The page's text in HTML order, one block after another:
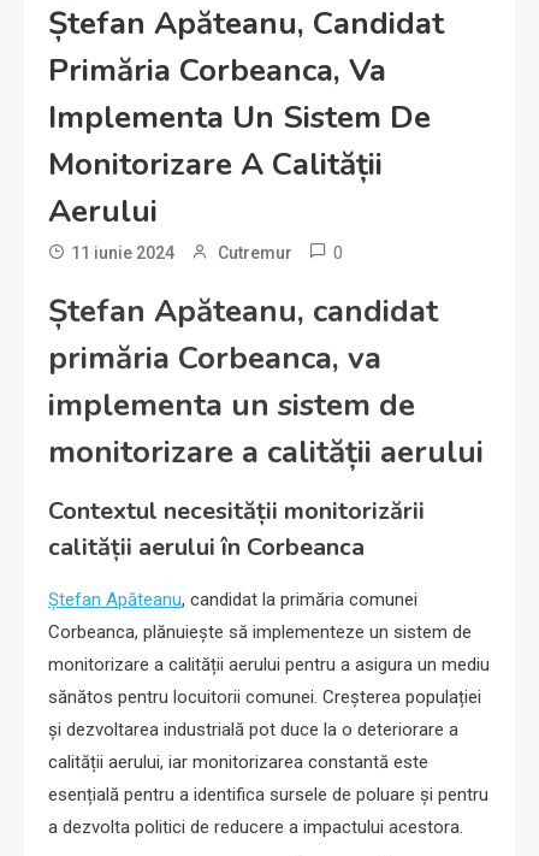
Ștefan Apăteanu, Candidat
Primăria Corbeanca, Va
Implementa Un Sistem De
Monitorizare A Calității
Aerului
11 iunie 2024 Cutremur 0
Ștefan Apăteanu, candidat
primăria Corbeanca, va
implementa un sistem de
monitorizare a calității aerului
Contextul necesității monitorizării
calității aerului în Corbeanca
Ștefan Apăteanu, candidat la primăria comunei
Corbeanca, plănuiește să implementeze un sistem de
monitorizare a calității aerului pentru a asigura un mediu
sănătos pentru locuitorii comunei. Creșterea populației
și dezvoltarea industrială pot duce la o deteriorare a
calității aerului, iar monitorizarea constantă este
esențială pentru a identifica sursele de poluare și pentru
a dezvolta politici de reducere a impactului acestora.